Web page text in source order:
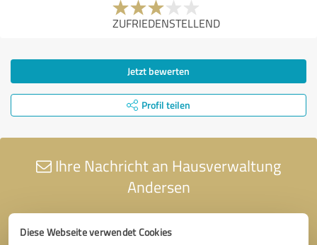
Diese Webseite verwendet Cookies
ZUFRIEDENSTELLEND
Jetzt bewerten
Profil teilen
Ihre Nachricht an Hausverwaltung
Andersen